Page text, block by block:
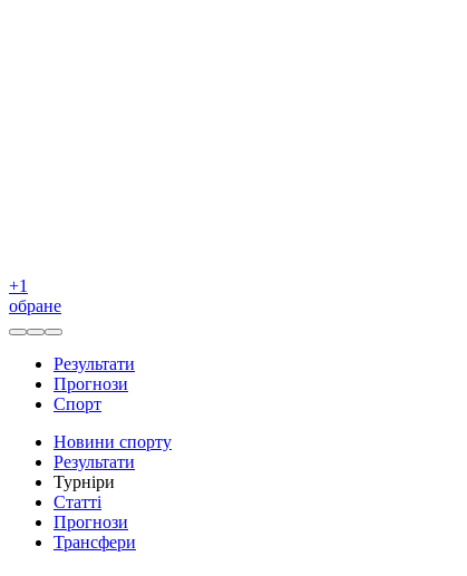
+1
обране
Результати
Прогнози
Спорт
Новини спорту
Результати
Турніри
Статті
Прогнози
Трансфери